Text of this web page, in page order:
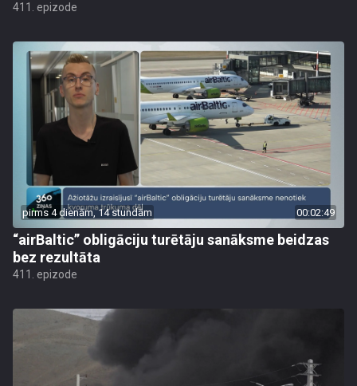
411. epizode
pirms 4 dienām, 14 stundām 00:02:49
“airBaltic” obligāciju turētāju sanāksme beidzas
bez rezultāta
411. epizode